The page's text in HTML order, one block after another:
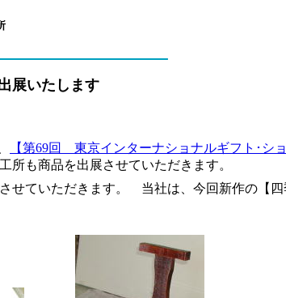
展いたします
【第69回 東京インターナショナルギフト･ショ
も商品を出展させていただきます。
せていただきます。 当社は、今回新作の【四